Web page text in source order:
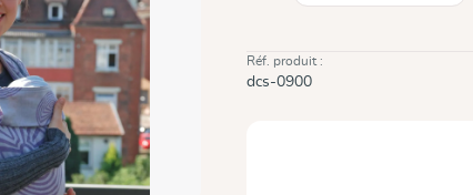
Réf. produit :
dcs-0900